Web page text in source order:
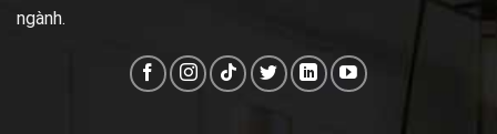
ngành.